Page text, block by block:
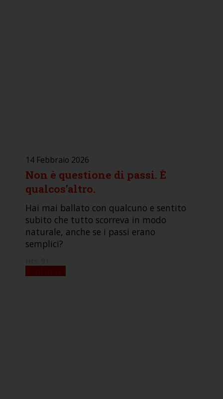
14 Febbraio 2026
Non è questione di passi. È
qualcos’altro.
Hai mai ballato con qualcuno e sentito
subito che tutto scorreva in modo
naturale, anche se i passi erano
semplici?